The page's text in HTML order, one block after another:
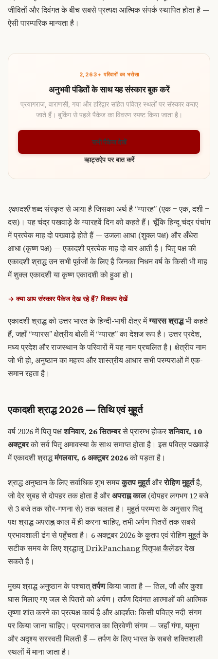
जीवितों और दिवंगत के बीच सबसे प्रत्यक्ष आत्मिक संपर्क स्थापित होता है —
ऐसी पारम्परिक मान्यता है।
2,263+ परिवारों का भरोसा
अनुभवी पंडितों के साथ यह संस्कार बुक करें
प्रयागराज, वाराणसी, गया और हरिद्वार सहित पवित्र स्थलों पर संस्कार कराए
जाते हैं। बुकिंग से पहले पैकेज का विवरण स्पष्ट किया जाता है।
सभी पैकेज देखें
व्हाट्सऐप पर बात करें
एकादशीशब्द संस्कृत से आया है जिसका अर्थ है “ग्यारह” (एक = एक, दशी =
दस)। यह चंद्र पखवाड़े के ग्यारहवें दिन को कहते हैं। चूँकि हिन्दू चंद्र पंचांग
में प्रत्येक माह दो पखवाड़े होते हैं — उजला आधा (शुक्ल पक्ष) और अँधेरा
आधा (कृष्ण पक्ष) — एकादशी प्रत्येक माह दो बार आती है। पितृ पक्ष की
एकादशी श्राद्ध उन सभी पूर्वजों के लिए है जिनका निधन वर्ष के किसी भी माह
में शुक्ल एकादशी या कृष्ण एकादशी को हुआ हो।
→ क्या आप संस्कार पैकेज देख रहे हैं?विकल्प देखें
एकादशी श्राद्ध को उत्तर भारत के हिन्दी-भाषी क्षेत्र मेंग्यारस श्राद्धभी कहते
हैं, जहाँ “ग्यारस” क्षेत्रीय बोली में “ग्यारह” का देशज रूप है। उत्तर प्रदेश,
मध्य प्रदेश और राजस्थान के परिवारों में यह नाम प्रचलित है। क्षेत्रीय नाम
जो भी हो, अनुष्ठान का महत्त्व और शास्त्रीय आधार सभी परम्पराओं में एक-
समान रहता है।
एकादशी श्राद्ध 2026 — तिथि एवं मुहूर्त
वर्ष 2026 में पितृ पक्षशनिवार, 26 सितम्बरसे प्रारम्भ होकरशनिवार, 10
अक्टूबरको सर्व पितृ अमावस्या के साथ समाप्त होता है। इस पवित्र पखवाड़े
में एकादशी श्राद्धमंगलवार, 6 अक्टूबर 2026को पड़ता है।
श्राद्ध अनुष्ठान के लिए सर्वाधिक शुभ समयकुतप मुहूर्तऔररोहिण मुहूर्तहै,
जो देर सुबह से दोपहर तक होता है औरअपराह्न काल(दोपहर लगभग 12 बजे
से 3 बजे तक सौर-गणना से) तक चलता है। मुहूर्त परम्परा के अनुसार पितृ
पक्ष श्राद्ध अपराह्न काल में ही करना चाहिए, तभी अर्पण पितरों तक सबसे
प्रभावशाली ढंग से पहुँचता है। 6 अक्टूबर 2026 के कुतप एवं रोहिण मुहूर्त के
सटीक समय के लिए श्रद्धालुDrikPanchang पितृपक्ष कैलेंडरदेख
सकते हैं।
मुख्य श्राद्ध अनुष्ठान के पश्चात्तर्पणकिया जाता है — तिल, जौ और कुशा
घास मिलाए गए जल से पितरों को अर्पण। तर्पण दिवंगत आत्माओं की आत्मिक
तृष्णा शांत करने का प्रत्यक्ष कार्य है और आदर्शतः किसी पवित्र नदी-संगम
पर किया जाना चाहिए। प्रयागराज का त्रिवेणी संगम — जहाँ गंगा, यमुना
और अदृश्य सरस्वती मिलती हैं — तर्पण के लिए भारत के सबसे शक्तिशाली
स्थलों में माना जाता है।